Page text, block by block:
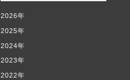
2026年
2025年
2024年
2023年
2022年